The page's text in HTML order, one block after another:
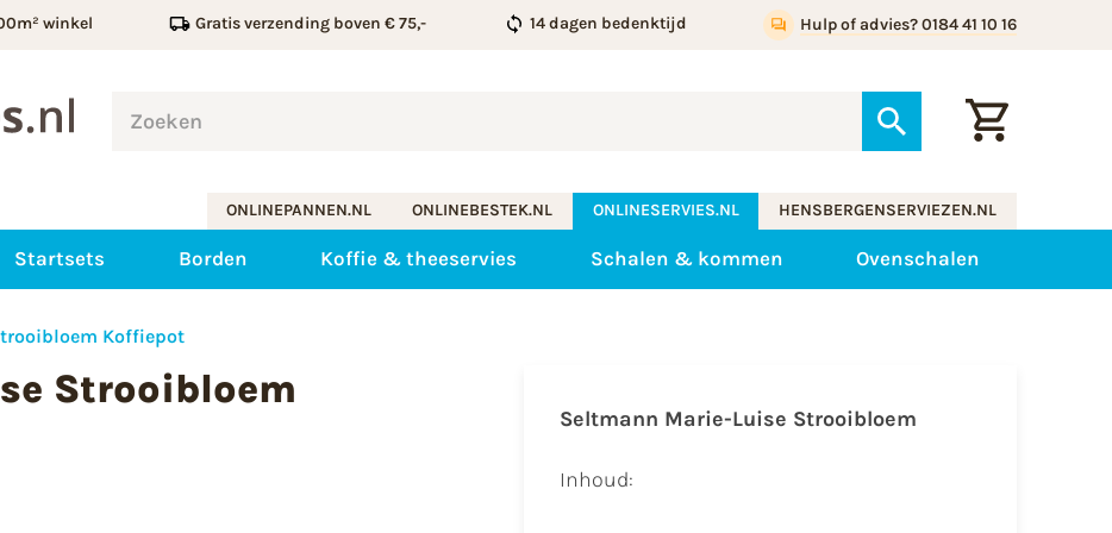
winkel Gratis verzending boven € 75,- 14 dagen bedenktijd Hulp of advies? 0184 41 10 16
ONLINEPANNEN.NL ONLINEBESTEK.NL ONLINESERVIES.NL HENSBERGENSERVIEZEN.NL
Startsets Borden Koffie & theeservies Schalen & kommen Ovenschalen
Koffiepot
Strooibloem
Seltmann Marie-Luise Strooibloem
Inhoud: